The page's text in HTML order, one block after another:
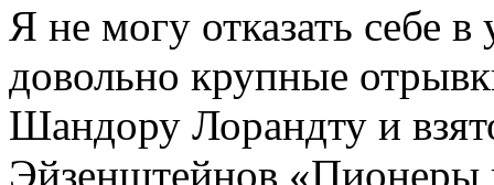
Я не могу отказать себе
довольно крупные
Шандору Лорандту и
Эйзенштейнов «Пионеры